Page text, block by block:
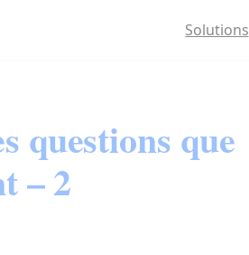
Solutions
questions que
– 2